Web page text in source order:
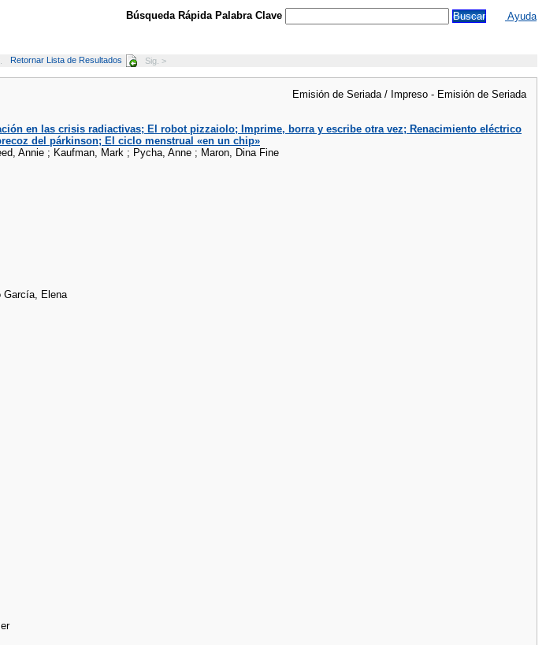
Búsqueda Rápida Palabra Clave Ayuda
Retornar Lista de Resultados Sig. >
Emisión de Seriada / Impreso - Emisión de Seriada
en las crisis radiactivas; El robot pizzaiolo; Imprime, borra y escribe otra vez; Renacimiento eléctrico
del párkinson; El ciclo menstrual «en un chip»
Annie ; Kaufman, Mark ; Pycha, Anne ; Maron, Dina Fine
García, Elena